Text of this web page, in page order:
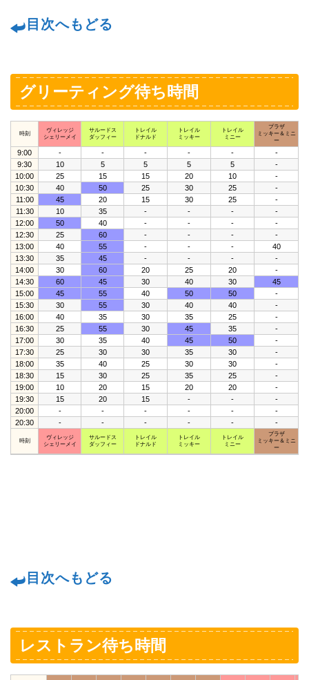
目次へもどる
グリーティング待ち時間
時刻
ヴィレッジ
シェリーメイ
サルードス
ダッフィー
トレイル
ドナルド
トレイル
ミッキー
トレイル
ミニー
プラザ
ミッキー＆ミニ
ー
9:00 - - - - -
-
9:30
10 5 5 5 5
-
10:00
25 15 15 20 10
-
10:30
40 50 25 30 25
-
11:00
45 20 15 30 25
-
11:30
10 35 - - -
-
12:00
50 40 - - -
-
12:30
25 60 - - -
-
13:00
40 55 - - -
40
13:30
35 45 - - -
-
14:00
30 60 20 25 20
-
14:30
60 45 30 40 30
45
15:00
45 55 40 50 50
-
15:30
30 55 30 40 40
-
16:00
40 35 30 35 25
-
16:30
25 55 30 45 35
-
17:00
30 35 40 45 50
-
17:30
25 30 30 35 30
-
18:00
35 40 25 30 30
-
18:30
15 30 25 35 25
-
19:00
10 20 15 20 20
-
19:30
15 20 15 - -
-
20:00
- - - - -
-
20:30
- - - - - -
時刻
ヴィレッジ
シェリーメイ
サルードス
ダッフィー
トレイル
ドナルド
トレイル
ミッキー
トレイル
ミニー
プラザ
ミッキー＆ミニ
ー
目次へもどる
レストラン待ち時間